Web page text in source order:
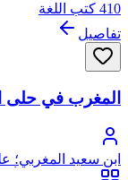
410 كتب اللغة
تفاصيل
المغرب في حلى
ابن سعيد
العنسي المدلجي،